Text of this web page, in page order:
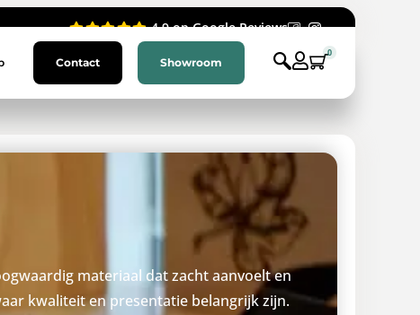
4.9 op Google Reviews
Contact Showroom
0
materiaal dat zacht aanvoelt en
kwaliteit en presentatie belangrijk zijn.